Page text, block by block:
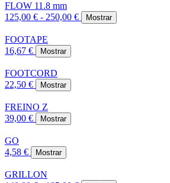
FLOW 11.8 mm
125,00 € - 250,00 €
Mostrar
FOOTAPE
16,67 €
Mostrar
FOOTCORD
22,50 €
Mostrar
FREINO Z
39,00 €
Mostrar
GO
4,58 €
Mostrar
GRILLON